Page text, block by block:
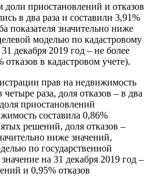
приостановлений и отказов
в два раза и составили 3,91%
показателя значительно ниже
моделью по кадастровому
декабря 2019 год – не более
в кадастровом учете).
прав на недвижимость
раза, доля отказов – в два
приостановлений
составила 0,86%
решений, доля отказов –
ниже значений,
по государственной
на 31 декабря 2019 год –
и 0,95% отказов